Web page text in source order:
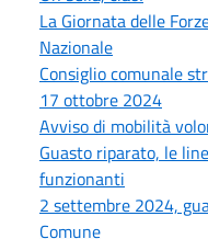
La Giornata delle
Nazionale
Consiglio comunale
17 ottobre 2024
Avviso di mobilità
Guasto riparato, le
funzionanti
2 settembre 2024,
Comune